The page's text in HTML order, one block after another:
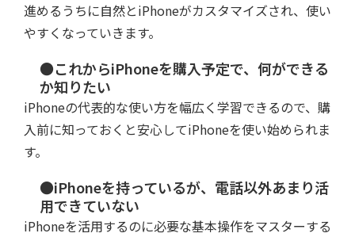
進めるうちに自然とiPhoneがカスタマイズされ、使い
やすくなっていきます。
●これからiPhoneを購入予定で、何ができる
か知りたい
iPhoneの代表的な使い方を幅広く学習できるので、購
入前に知っておくと安心してiPhoneを使い始められま
す。
●iPhoneを持っているが、電話以外あまり活
用できていない
iPhoneを活用するのに必要な基本操作をマスターする